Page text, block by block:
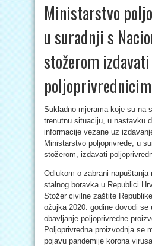
Ministarstvo
u suradnji s
stožerom
Sukladno mjerama koje su na
trenutnu situaciju, u nastavku
informacije vezane uz
Ministarstvo poljoprivrede, u
stožerom, izdavati
Odlukom o zabrani napuštanja
stalnog boravka u Republici
Stožer civilne zaštite
ožujka 2020. godine dovodi se
obavljanje poljoprivredne
Poljoprivredna proizvodnja se
pojavu pandemije korona